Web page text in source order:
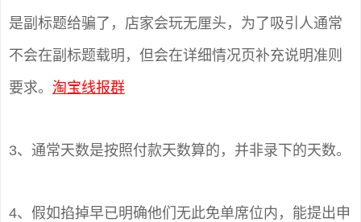
是副标题给骗了，店家会玩无厘头，为了吸引人通常
不会在副标题载明，但会在详细情况页补充说明准则
要求。 淘宝线报群
3、通常天数是按照付款天数算的，并非录下的天数。
4、假如掐掉早已明确他们无此免单席位内，能提出申